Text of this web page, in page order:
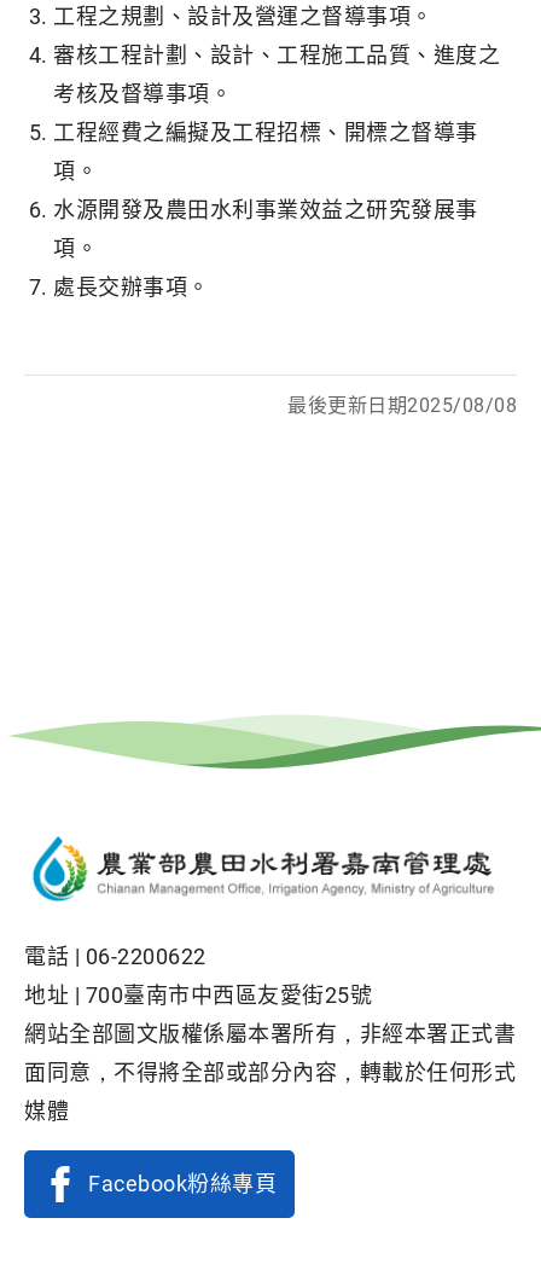
工程之規劃、設計及營運之督導事項。
審核工程計劃、設計、工程施工品質、進度之
考核及督導事項。
工程經費之編擬及工程招標、開標之督導事
項。
水源開發及農田水利事業效益之研究發展事
項。
處長交辦事項。
最後更新日期2025/08/08
電話 | 06-2200622
地址 | 700臺南市中西區友愛街25號
網站全部圖文版權係屬本署所有，非經本署正式書
面同意，不得將全部或部分內容，轉載於任何形式
媒體
Facebook粉絲專頁